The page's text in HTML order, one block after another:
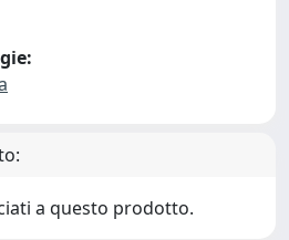
a questo prodotto.